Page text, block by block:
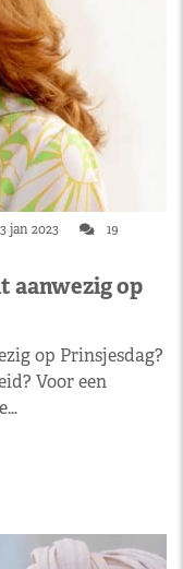
jan 2023
19
aanwezig op
op Prinsjesdag?
Voor een